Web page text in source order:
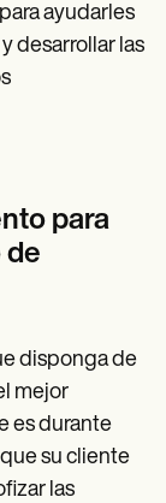
ayudarles
desarrollar las
para
de
disponga de
mejor
es durante
su cliente
las